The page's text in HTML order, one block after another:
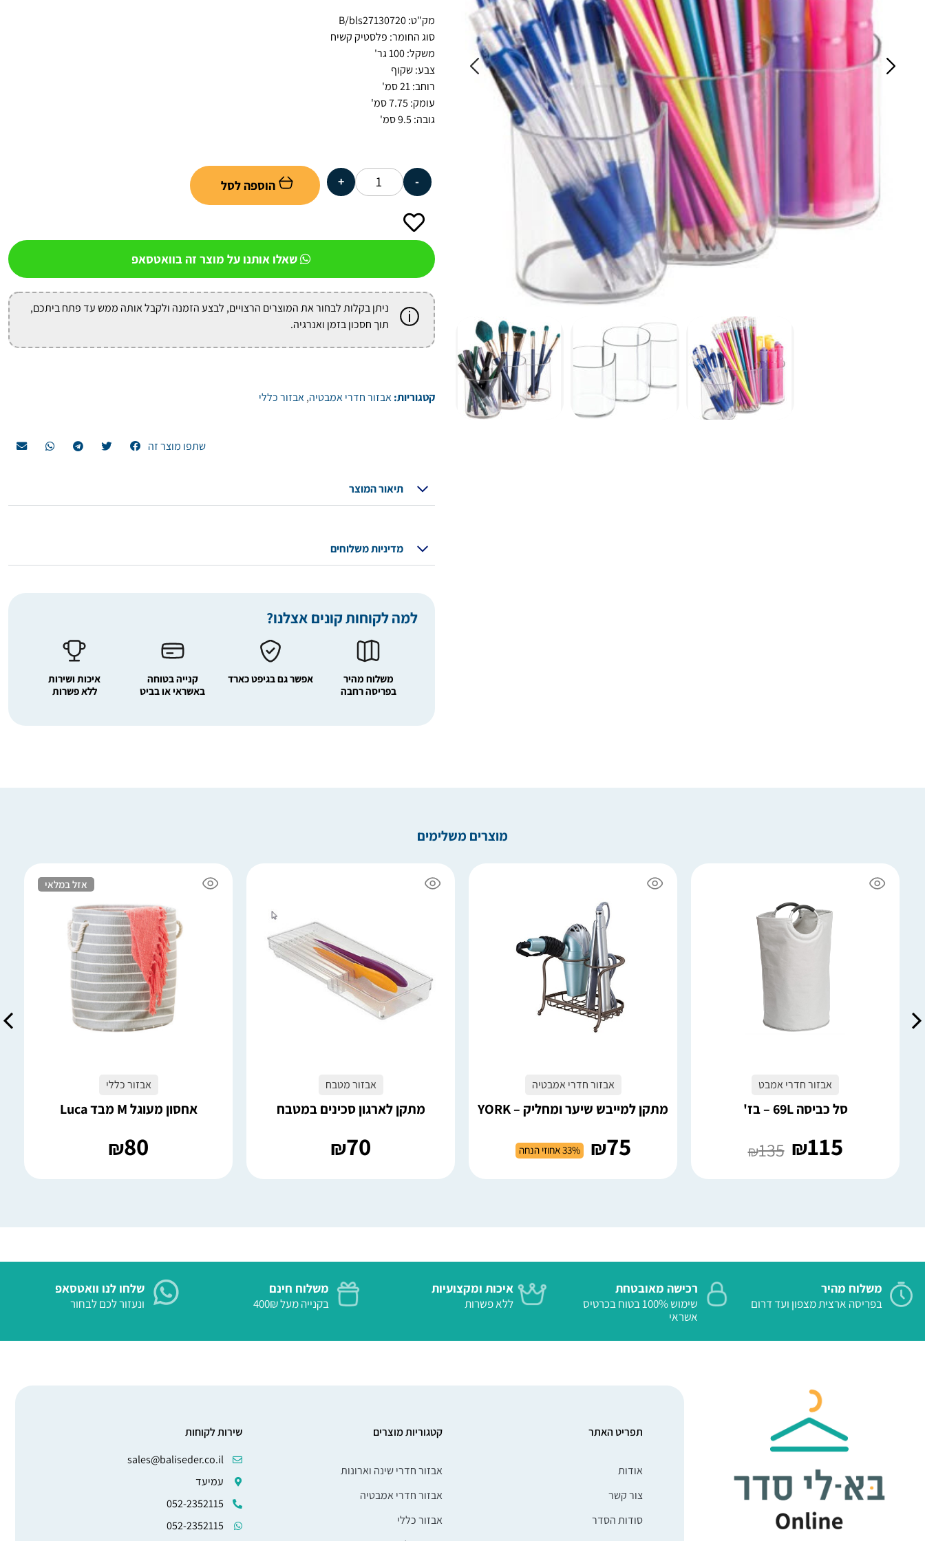
מק"ט: B/bls27130720
סוג החומר: פלסטיק קשיח
משקל: 100 גר'
צבע: שקוף
רוחב: 21 סמ'
עומק: 7.75 סמ'
גובה: 9.5 סמ'
-
+ הוספה לסל
שאלו אותנו על מוצר זה בוואטסאפ
ניתן בקלות לבחור את המוצרים הרצויים, לבצע הזמנה ולקבל אותה ממש עד פתח ביתכם,
תוך חסכון בזמן ואנרגיה.
קטגוריות:אבזור חדרי אמבטיה, אבזור כללי
שתפו מוצר זה
תיאור המוצר
מדיניות משלוחים
למה לקוחות קונים אצלנו?
משלוח מהיר
בפריסה רחבה
אפשר גם בגיפט כארד
קנייה בטוחה
באשראי או בביט
איכות ושירות
ללא פשרות
מוצרים משלימים
הוספה לסל
אבזור חדרי אמבט
סל כביסה 69L – בז'
₪115
₪135
הוספה לסל
אבזור חדרי אמבטיה
מתקן למייבש שיער ומחליק – YORK
₪75 33% אחוזי הנחה
הוספה לסל
אבזור מטבח
מתקן לארגון סכינים במטבח
₪70
אזל במלאי
אבזור כללי
אחסון מעוגל M מבד Luca
₪80
משלוח מהיר
בפריסה ארצית מצפון ועד דרום
רכישה מאובטחת
שימוש 100% בטוח בכרטיס
אשראי
איכות ומקצועיות
ללא פשרות
משלוח חינם
בקנייה מעל 400₪
שלחו לנו וואטסאפ
ונעזור לכם לבחור
תפריט האתר
אודות
צור קשר
סודות הסדר
קטגוריות מוצרים
אבזור חדרי שינה וארונות
אבזור חדרי אמבטיה
אבזור כללי
שירות לקוחות
sales@baliseder.co.il
עמיעד
052-2352115
052-2352115